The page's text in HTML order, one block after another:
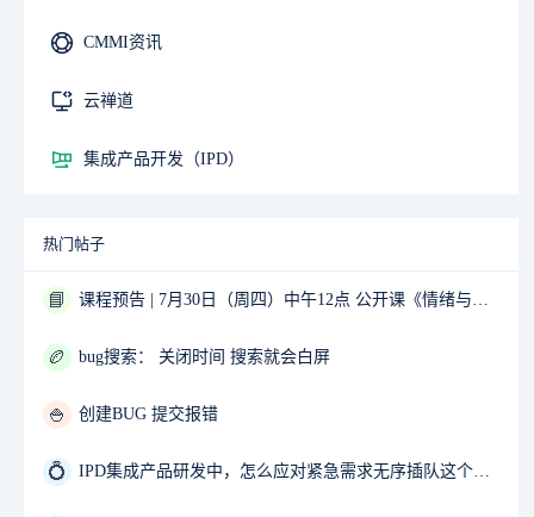
CMMI资讯
云禅道
集成产品开发（IPD）
热门帖子
📘 课程预告 | 7月30日（周四）中午12点 公开课《情绪与压力管理》02-Sunny 主讲
🏉 bug搜索： 关闭时间 搜索就会白屏
🍚 创建BUG 提交报错
💍 IPD集成产品研发中，怎么应对紧急需求无序插队这个问题？